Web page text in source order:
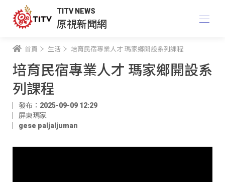
TITV NEWS
原視新聞網
首頁 生活 培育民宿專業人才 瑪家鄉開設系列課程
培育民宿專業人才 瑪家鄉開設系
列課程
發布：2025-09-09 12:29
屏東瑪家
gese paljaljuman